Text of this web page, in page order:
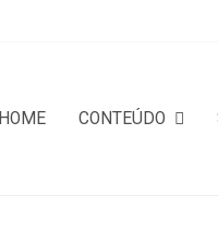
HOME CONTEÚDO